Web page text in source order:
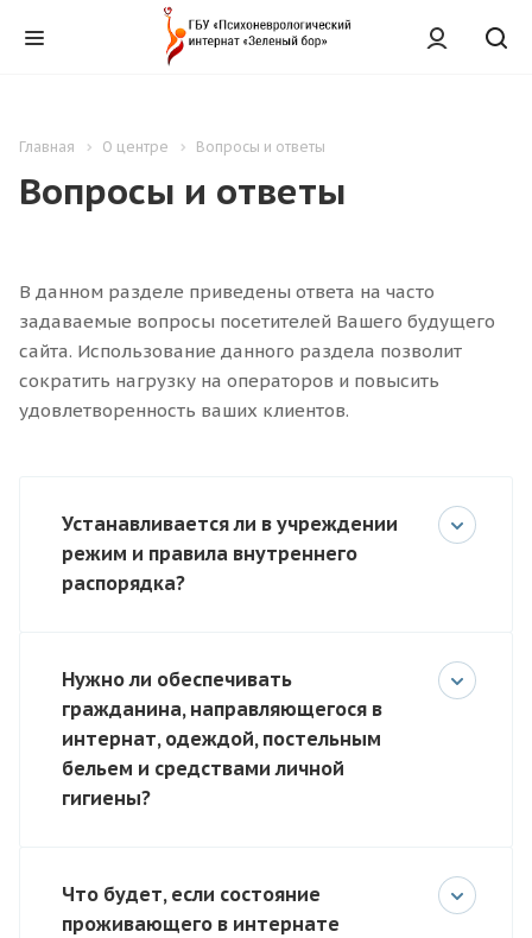
Главная О центре Вопросы и ответы
Вопросы и ответы
В данном разделе приведены ответа на часто
задаваемые вопросы посетителей Вашего будущего
сайта. Использование данного раздела позволит
сократить нагрузку на операторов и повысить
удовлетворенность ваших клиентов.
Устанавливается ли в учреждении
режим и правила внутреннего
распорядка?
Нужно ли обеспечивать
гражданина, направляющегося в
интернат, одеждой, постельным
бельем и средствами личной
гигиены?
Что будет, если состояние
проживающего в интернате